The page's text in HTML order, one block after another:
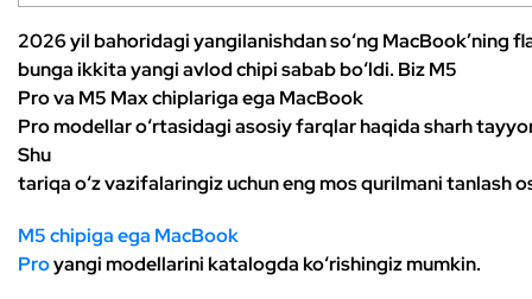
2026 yil bahoridagi yangilanishdan so‘ng MacBook’ning
bunga ikkita yangi avlod chipi sabab bo‘ldi. Biz M5
Pro va M5 Max chiplariga ega MacBook
Pro modellar o‘rtasidagi asosiy farqlar haqida sharh
Shu
tariqa o‘z vazifalaringiz uchun eng mos qurilmani tanlash
M5 chipiga ega MacBook
Proyangi modellarini katalogda ko‘rishingiz mumkin.